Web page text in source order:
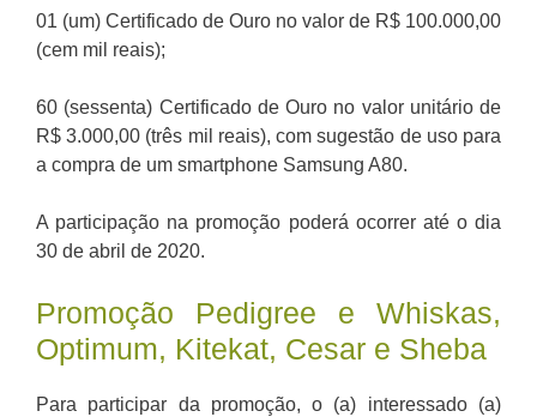
01 (um) Certificado de Ouro no valor de R$ 100.000,00
(cem mil reais);
60 (sessenta) Certificado de Ouro no valor unitário de
R$ 3.000,00 (três mil reais), com sugestão de uso para
a compra de um smartphone Samsung A80.
A participação na promoção poderá ocorrer até o dia
30 de abril de 2020.
Promoção Pedigree e Whiskas,
Optimum, Kitekat, Cesar e Sheba
Para participar da promoção, o (a) interessado (a)